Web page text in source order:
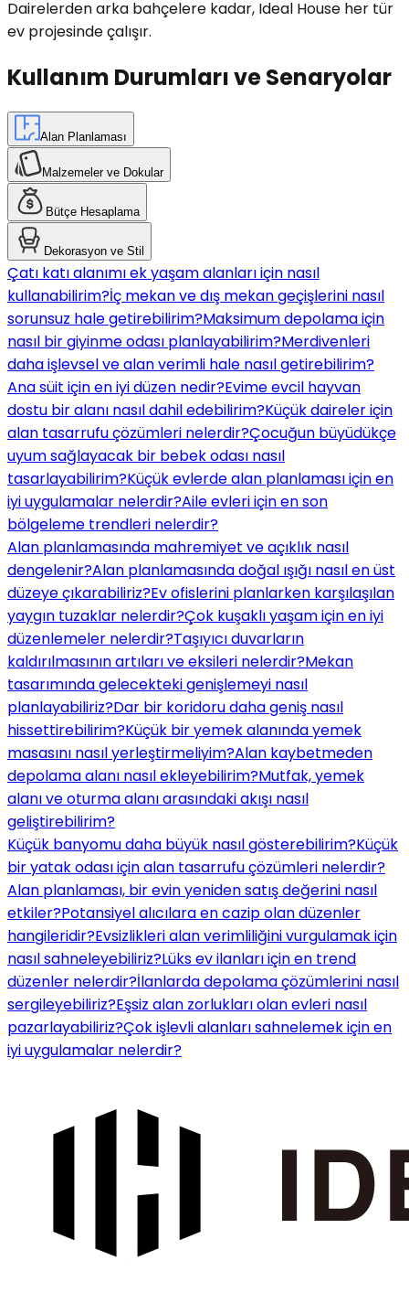
Dairelerden arka bahçelere kadar, Ideal House her tür
ev projesinde çalışır.
Kullanım Durumları ve Senaryolar
Alan Planlaması
Malzemeler ve Dokular
Bütçe Hesaplama
Dekorasyon ve Stil
Çatı katı alanımı ek yaşam alanları için nasıl
kullanabilirim?İç mekan ve dış mekan geçişlerini nasıl
sorunsuz hale getirebilirim?Maksimum depolama için
nasıl bir giyinme odası planlayabilirim?Merdivenleri
daha işlevsel ve alan verimli hale nasıl getirebilirim?
Ana süit için en iyi düzen nedir?Evime evcil hayvan
dostu bir alanı nasıl dahil edebilirim?Küçük daireler için
alan tasarrufu çözümleri nelerdir?Çocuğun büyüdükçe
uyum sağlayacak bir bebek odası nasıl
tasarlayabilirim?Küçük evlerde alan planlaması için en
iyi uygulamalar nelerdir?Aile evleri için en son
bölgeleme trendleri nelerdir?
Alan planlamasında mahremiyet ve açıklık nasıl
dengelenir?Alan planlamasında doğal ışığı nasıl en üst
düzeye çıkarabiliriz?Ev ofislerini planlarken karşılaşılan
yaygın tuzaklar nelerdir?Çok kuşaklı yaşam için en iyi
düzenlemeler nelerdir?Taşıyıcı duvarların
kaldırılmasının artıları ve eksileri nelerdir?Mekan
tasarımında gelecekteki genişlemeyi nasıl
planlayabiliriz?Dar bir koridoru daha geniş nasıl
hissettirebilirim?Küçük bir yemek alanında yemek
masasını nasıl yerleştirmeliyim?Alan kaybetmeden
depolama alanı nasıl ekleyebilirim?Mutfak, yemek
alanı ve oturma alanı arasındaki akışı nasıl
geliştirebilirim?
Küçük banyomu daha büyük nasıl gösterebilirim?Küçük
bir yatak odası için alan tasarrufu çözümleri nelerdir?
Alan planlaması, bir evin yeniden satış değerini nasıl
etkiler?Potansiyel alıcılara en cazip olan düzenler
hangileridir?Evsizlikleri alan verimliliğini vurgulamak için
nasıl sahneleyebiliriz?Lüks ev ilanları için en trend
düzenler nelerdir?İlanlarda depolama çözümlerini nasıl
sergileyebiliriz?Eşsiz alan zorlukları olan evleri nasıl
pazarlayabiliriz?Çok işlevli alanları sahnelemek için en
iyi uygulamalar nelerdir?